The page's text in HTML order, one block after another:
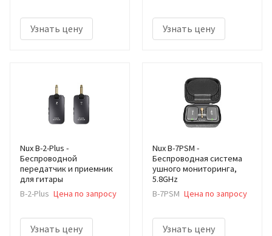
Узнать цену Узнать цену
Nux B-2-Plus -
Беспроводной
передатчик и приемник
для гитары
B-2-Plus Цена по запросу
Узнать цену
Nux B-7PSM -
Беспроводная система
ушного мониторинга,
5.8GHz
B-7PSM Цена по запросу
Узнать цену